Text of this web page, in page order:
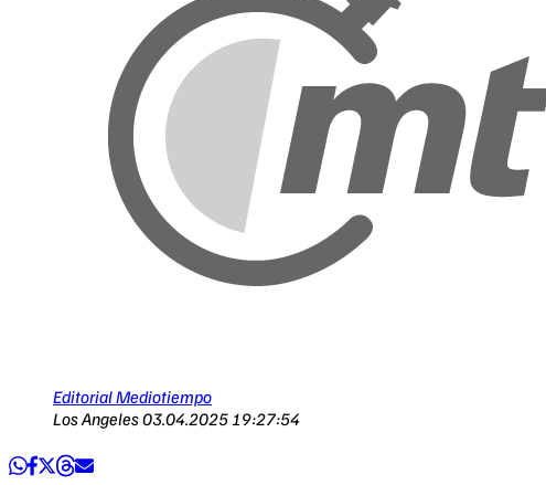
Editorial Mediotiempo
Los Angeles03.04.2025 19:27:54